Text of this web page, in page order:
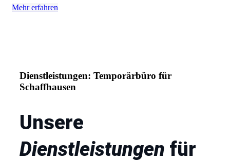
Mehr erfahren
Dienstleistungen: Temporärbüro für
Schaffhausen
Unsere
Dienstleistungen für